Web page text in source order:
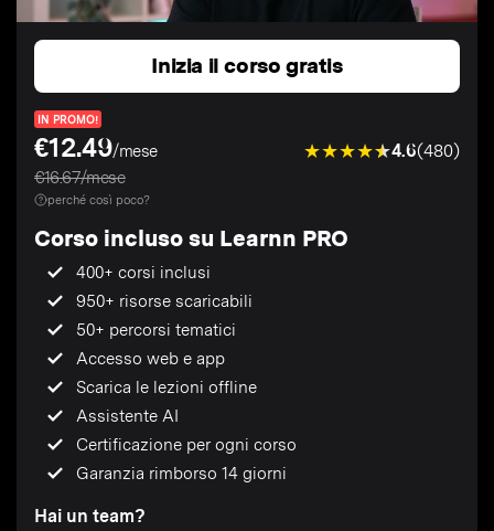
Inizia il corso gratis
IN PROMO!
€12.49/mese
€16.67/mese
4.6(480)
perché così poco?
Corso incluso su Learnn PRO
400+ corsi inclusi
950+ risorse scaricabili
50+ percorsi tematici
Accesso web e app
Scarica le lezioni offline
Assistente AI
Certificazione per ogni corso
Garanzia rimborso 14 giorni
Hai un team?